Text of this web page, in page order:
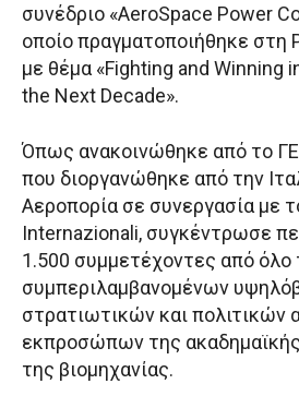
συνέδριο «AeroSpace Power
οποίο πραγματοποιήθηκε στη
με θέμα «Fighting and Winning
the Next Decade».
Όπως ανακοινώθηκε από το
που διοργανώθηκε από την
Αεροπορία σε συνεργασία με
Internazionali, συγκέντρωσε
1.500 συμμετέχοντες από όλο
συμπεριλαμβανομένων
στρατιωτικών και πολιτικών
εκπροσώπων της ακαδημαϊκής
της βιομηχανίας.